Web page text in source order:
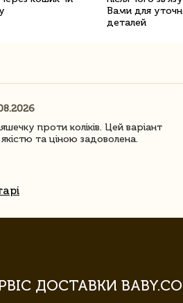
Вами для
деталей
проти коліків. Цей варіант
та ціною задоволена.
ДОСТАВКИ